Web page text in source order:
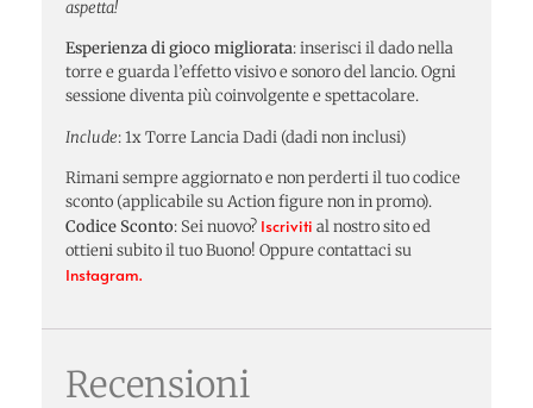
aspetta!
Esperienza di gioco migliorata: inserisci il dado nella
torre e guarda l’effetto visivo e sonoro del lancio. Ogni
sessione diventa più coinvolgente e spettacolare.
Include: 1x Torre Lancia Dadi (dadi non inclusi)
Rimani sempre aggiornato e non perderti il tuo codice
sconto (applicabile su Action figure non in promo).
Codice Sconto: Sei nuovo? Iscriviti al nostro sito ed
ottieni subito il tuo Buono! Oppure contattaci su
Instagram.
Recensioni